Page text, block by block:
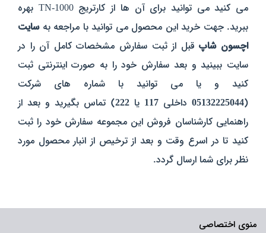
می کنید می توانید برای آن ها از کارتریج TN-1000 بهره
ببرید. جهت خرید این محصول می توانید با مراجعه بهسایت
اچسون شاپقبل از ثبت سفارش مشخصات کامل آن را در
سایت ببینید و بعد سفارش خود را به صورت اینترنتی ثبت
کنید و یا می توانید با شماره های شرکت
(
05132225044داخلی117 یا222) تماس بگیرید و بعد از
راهنمایی کارشناسان فروش این مجموعه سفارش خود را ثبت
کنید تا در اسرع وقت و بعد از ترخیص از انبار محصول مورد
نظر برای شما ارسال گردد.
منوی اختصاصی